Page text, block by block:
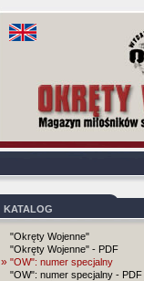
KATALOG
"Okręty Wojenne"
"Okręty Wojenne" - PDF
» "OW": numer specjalny
"OW": numer specjalny - PDF